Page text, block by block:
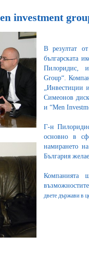
investment
В резултат
българската
Пилоридис,
Group“.
„Инвестиции
Симеонов
и “Men
Г-н
основно в
намирането
България
Компанията
двете държави в